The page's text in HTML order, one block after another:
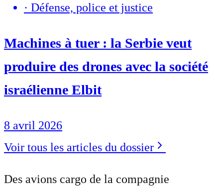
· Défense, police et justice
Machines à tuer : la Serbie veut
produire des drones avec la société
israélienne Elbit
8 avril 2026
Voir tous les articles du dossier
Des avions cargo de la compagnie